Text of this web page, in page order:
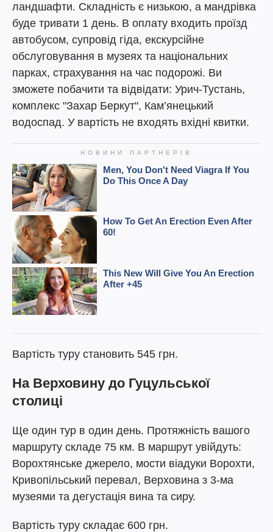
ландшафти. Складність є низькою, а мандрівка
буде тривати 1 день. В оплату входить проїзд
автобусом, супровід гіда, екскурсійне
обслуговування в музеях та національних
парках, страхування на час подорожі. Ви
зможете побачити та відвідати: Урич-Тустань,
комплекс "Захар Беркут", Кам’янецький
водоспад. У вартість не входять вхідні квитки.
Вартість туру становить 545 грн.
На Верховину до Гуцульської
столиці
Ще один тур в один день. Протяжність вашого
маршруту складе 75 км. В маршрут увійдуть:
Ворохтянське джерело, мости віадуки Ворохти,
Кривопільський перевал, Верховина з 3-ма
музеями та дегустація вина та сиру.
Вартість туру складає 600 грн.